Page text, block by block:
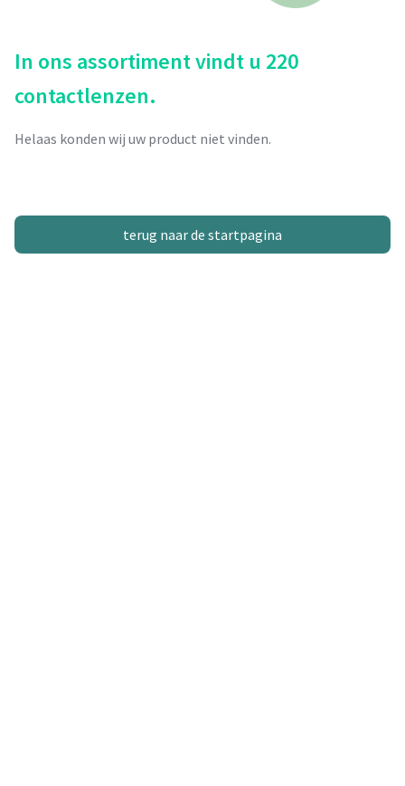
In ons assortiment vindt u 220
contactlenzen.
Helaas konden wij uw product niet vinden.
terug naar de startpagina